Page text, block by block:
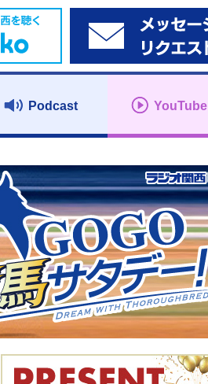
Podcast YouTube